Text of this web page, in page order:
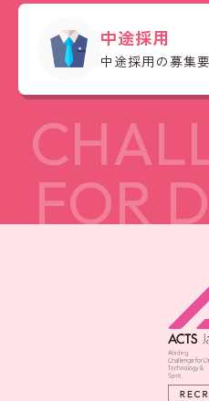
中途採用
中途採用の募集